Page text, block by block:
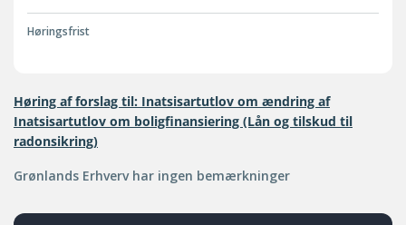
Høringsfrist
Høring af forslag til: Inatsisartutlov om ændring af
Inatsisartutlov om boligfinansiering (Lån og tilskud til
radonsikring)
Grønlands Erhverv har ingen bemærkninger